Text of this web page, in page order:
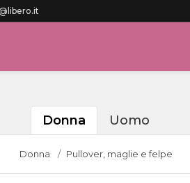
Donna Uomo
Donna Pullover, maglie e felpe